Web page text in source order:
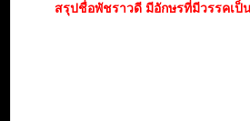
สรุปชื่อพัชราวดี มีอักษรที่มีวรรคเ